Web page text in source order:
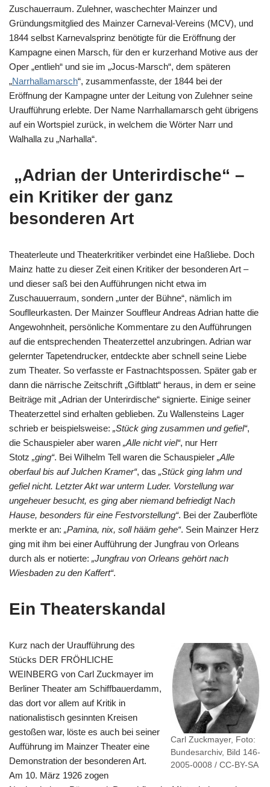
Zuschauerraum. Zulehner, waschechter Mainzer und
Gründungsmitglied des Mainzer Carneval-Vereins (MCV), und
1844 selbst Karnevalsprinz benötigte für die Eröffnung der
Kampagne einen Marsch, für den er kurzerhand Motive aus der
Oper „entlieh“ und sie im „Jocus-Marsch“, dem späteren
„Narrhallamarsch“, zusammenfasste, der 1844 bei der
Eröffnung der Kampagne unter der Leitung von Zulehner seine
Uraufführung erlebte. Der Name Narrhallamarsch geht übrigens
auf ein Wortspiel zurück, in welchem die Wörter Narr und
Walhalla zu „Narhalla“.
„Adrian der Unterirdische“ –
ein Kritiker der ganz
besonderen Art
Theaterleute und Theaterkritiker verbindet eine Haßliebe. Doch
Mainz hatte zu dieser Zeit einen Kritiker der besonderen Art –
und dieser saß bei den Aufführungen nicht etwa im
Zuschauuerraum, sondern „unter der Bühne“, nämlich im
Souflleurkasten. Der Mainzer Souffleur Andreas Adrian hatte die
Angewohnheit, persönliche Kommentare zu den Aufführungen
auf die entsprechenden Theaterzettel anzubringen. Adrian war
gelernter Tapetendrucker, entdeckte aber schnell seine Liebe
zum Theater. So verfasste er Fastnachtspossen. Später gab er
dann die närrische Zeitschrift „Giftblatt“ heraus, in dem er seine
Beiträge mit „Adrian der Unterirdische“ signierte. Einige seiner
Theaterzettel sind erhalten geblieben. Zu Wallensteins Lager
schrieb er beispielsweise: „Stück ging zusammen und gefiel“,
die Schauspieler aber waren „Alle nicht viel“, nur Herr
Stotz „ging“. Bei Wilhelm Tell waren die Schauspieler „Alle
oberfaul bis auf Julchen Kramer“, das „Stück ging lahm und
gefiel nicht. Letzter Akt war unterm Luder. Vorstellung war
ungeheuer besucht, es ging aber niemand befriedigt Nach
Hause, besonders für eine Festvorstellung“. Bei der Zauberflöte
merkte er an: „Pamina, nix, soll hääm gehe“. Sein Mainzer Herz
ging mit ihm bei einer Aufführung der Jungfrau von Orleans
durch als er notierte: „Jungfrau von Orleans gehört nach
Wiesbaden zu den Kaffert“.
Ein Theaterskandal
Carl Zuckmayer, Foto:
Bundesarchiv, Bild 146-
2005-0008 / CC-BY-SA
Kurz nach der Uraufführung des
Stücks DER FRÖHLICHE
WEINBERG von Carl Zuckmayer im
Berliner Theater am Schiffbauerdamm,
das dort vor allem auf Kritik in
nationalistisch gesinnten Kreisen
gestoßen war, löste es auch bei seiner
Aufführung im Mainzer Theater eine
Demonstration der besonderen Art.
Am 10. März 1926 zogen